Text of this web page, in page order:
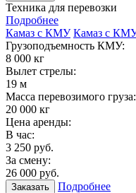
Техника для перевозки
Подробнее
Камаз с КМУ Камаз с
Грузоподъемность КМУ:
8 000 кг
Вылет стрелы:
19 м
Масса перевозимого груза:
20 000 кг
Цена аренды:
В час:
3 250 руб.
За смену:
26 000 руб.
Заказать
Подробнее